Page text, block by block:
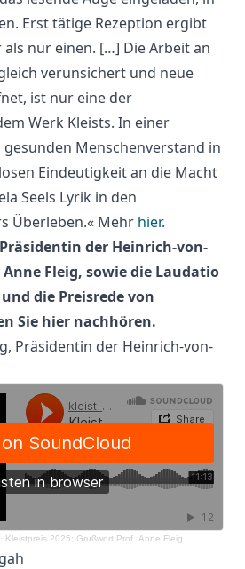
Erst tätige Rezeption ergibt
nur einen. […] Die Arbeit an
verunsichert und neue
ist nur eine der
Werk Kleists. In einer
Menschenverstand in
Eindeutigkeit an die Macht
Seels Lyrik in den
Überleben.« Mehr hier.
der Heinrich-von-
Fleig, sowie die Laudatio
die Preisrede von
Sie hier nachhören.
Präsidentin der Heinrich-von-
· Kleistpreis 2025; Grußwort Prof. Anne Fleig